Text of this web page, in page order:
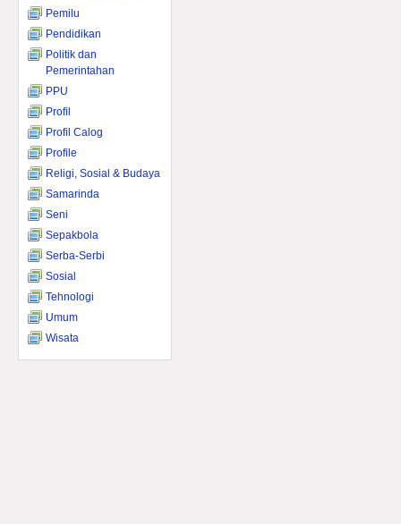
Pemilu
Pendidikan
Politik dan
Pemerintahan
PPU
Profil
Profil Calog
Profile
Religi, Sosial & Budaya
Samarinda
Seni
Sepakbola
Serba-Serbi
Sosial
Tehnologi
Umum
Wisata